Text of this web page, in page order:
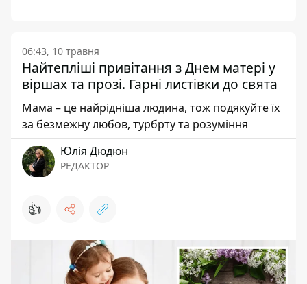
06:43, 10 травня
Найтепліші привітання з Днем матері у
віршах та прозі. Гарні листівки до свята
Мама – це найрідніша людина, тож подякуйте їх
за безмежну любов, турбрту та розуміння
Юлія Дюдюн
РЕДАКТОР
👍